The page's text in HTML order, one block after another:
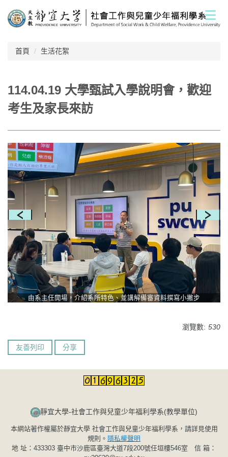
到
主
首頁 生活花絮
114.04.19 大學甄試入學說明會，歡迎
考生及家長來訪
由系主任開場，介紹系所特色、並講解備審資料撰寫小撇步
瀏覽數: 530
友善列印 分享
靜宜大學-社會工作與兒童少年福利學系(教學單位)​​​​​
本網站著作權屬於靜宜大學 社會工作與兒童少年福利學系，請詳見使用
規則。 隱私權聲明
地 址：433303 臺中市沙鹿區臺灣大道7段200號任垣樓546室 信 箱：